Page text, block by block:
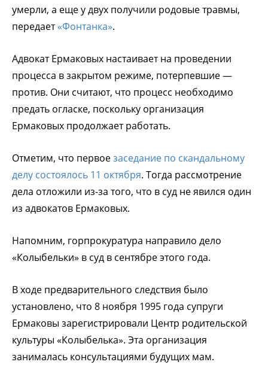
умерли, а еще у двух получили родовые травмы,
передает«Фонтанка».
Адвокат Ермаковых настаивает на проведении
процесса в закрытом режиме, потерпевшие —
против. Они считают, что процесс необходимо
предать огласке, поскольку организация
Ермаковых продолжает работать.
Отметим, что первоезаседание по скандальному
делу состоялось 11 октября. Тогда рассмотрение
дела отложили из-за того, что в суд не явился один
из адвокатов Ермаковых.
Напомним, горпрокуратура направило дело
«Колыбельки» в суд в сентябре этого года.
В ходе предварительного следствия было
установлено, что 8 ноября 1995 года супруги
Ермаковы зарегистрировали Центр родительской
культуры «Колыбелька». Эта организация
занималась консультациями будущих мам.